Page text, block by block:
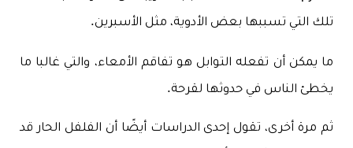
تلك التي تسببها بعض الأدوية، مثل الأسبرين.
ما يمكن أن تفعله التوابل هو تفاقم الأمعاء، والتي غالبا ما
يخطئ الناس في حدوثها لقرحة.
ثم مرة أخرى، تقول إحدى الدراسات أيضًا أن الفلفل الحار قد